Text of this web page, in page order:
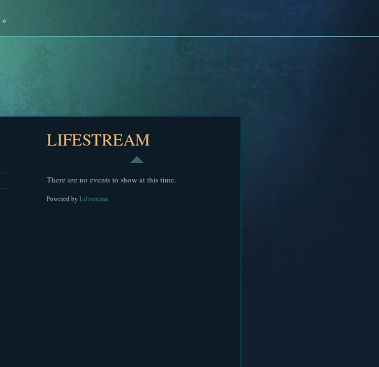
»
LIFESTREAM
There are no events to show at this time.
Powered by Lifestream.